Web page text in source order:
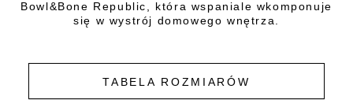
Bowl&Bone Republic, która wspaniale wkomponuje
się w wystrój domowego wnętrza.
TABELA ROZMIARÓW